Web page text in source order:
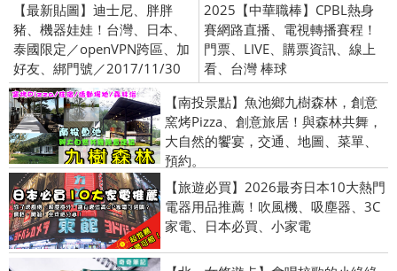
【最新貼圖】迪士尼、胖胖
豬、機器娃娃！台灣、日本、
泰國限定／openVPN跨區、加
好友、綁門號／2017/11/30
2025【中華職棒】CPBL熱身
賽網路直播、電視轉播賽程！
門票、LIVE、購票資訊、線上
看、台灣 棒球
【南投景點】魚池鄉九樹森林，創意
窯烤Pizza、創意旅居！與森林共舞，
大自然的饗宴，交通、地圖、菜單、
預約。
【旅遊必買】2026最夯日本10大熱門
電器用品推薦！吹風機、吸塵器、3C
家電、日本必買、小家電